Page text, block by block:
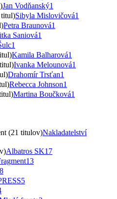
Jan Vodňanský1
Sibyla Mislovičová1
Petra Braunová1
Saniová1
1
Kamila Balharová1
Ivanka Melounová1
Drahomír Trsťan1
Rebecca Johnson1
Martina Boučková1
(21 titulov)Nakladatelství
Albatros SK17
13
8
5